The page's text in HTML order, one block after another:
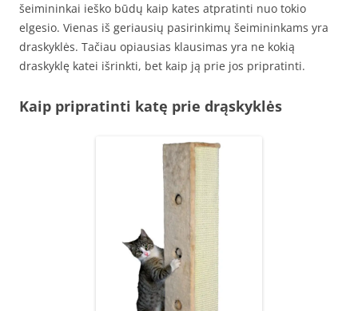
šeimininkai ieško būdų kaip kates atpratinti nuo tokio
elgesio. Vienas iš geriausių pasirinkimų šeimininkams yra
draskyklės. Tačiau opiausias klausimas yra ne kokią
draskyklę katei išrinkti, bet kaip ją prie jos pripratinti.
Kaip pripratinti katę prie drąskyklės